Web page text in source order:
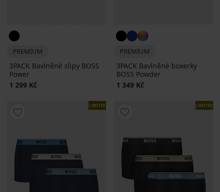
PREMIUM
3PACK Bavlněné slipy BOSS
Power
1 299 Kč
PREMIUM
3PACK Bavlněné boxerky
BOSS Powder
1 349 Kč
LIMITED LIMITED